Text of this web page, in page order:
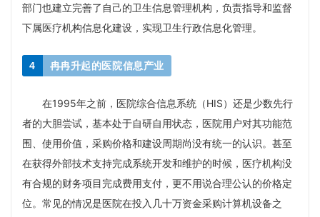
部门也建立完善了自己的卫生信息管理机构，负责指导和监督
下属医疗机构信息化建设，实现卫生行政信息化管理。
4 冉冉升起的医院信息产业
在1995年之前，医院综合信息系统（HIS）还是少数先行
者的大胆尝试，基本处于自研自用状态，医院用户对其功能范
围、使用价值，采购价格和建设周期尚没有统一的认识。甚至
在获得外部技术支持完成系统开发和维护的时候，医疗机构没
有合规的财务项目完成费用支付，更不用说合理公认的价格定
位。常见的情况是医院在投入几十万资金采购计算机设备之